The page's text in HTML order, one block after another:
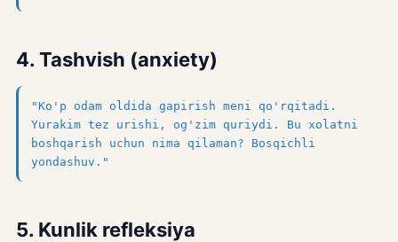
4. Tashvish (anxiety)
"Ko'p odam oldida gapirish meni qo'rqitadi.
Yurakim tez urishi, og'zim quriydi. Bu xolatni
boshqarish uchun nima qilaman? Bosqichli
yondashuv."
5. Kunlik refleksiya